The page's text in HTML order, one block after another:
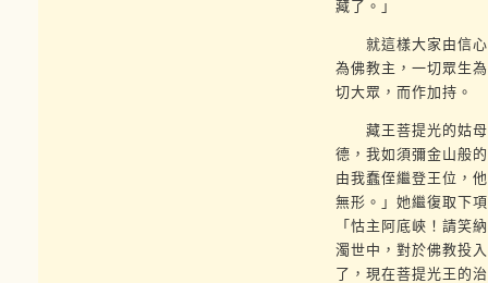
藏了。」
就這樣大家由信心
為佛教主，一切眾生
切大眾，而作加持。
藏王菩提光的姑母
德，我如須彌金山般
由我蠢侄繼登王位，
無形。」她繼復取下
「怙主阿底峽！請笑
濁世中，對於佛教投
了，現在菩提光王的